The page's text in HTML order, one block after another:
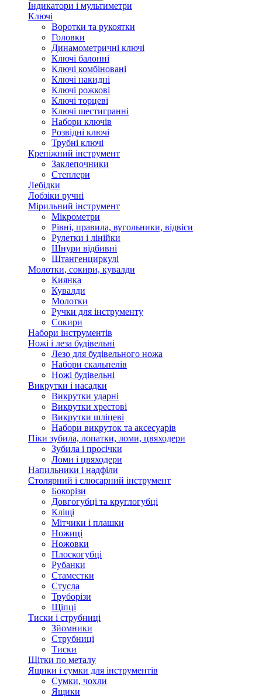
Індикатори і мультиметри
Ключі
Воротки та рукоятки
Головки
Динамометричні ключі
Ключі балонні
Ключі комбіновані
Ключі накидні
Ключі рожкові
Ключі торцеві
Ключі шестигранні
Набори ключів
Розвідні ключі
Трубні ключі
Крепіжний інструмент
Заклепочники
Степлери
Лебідки
Лобзіки ручні
Мірильний інструмент
Мікрометри
Рівні, правила, вугольники, відвіси
Рулетки і лінійки
Шнури відбивні
Штангенциркулі
Молотки, сокири, кувалди
Киянка
Кувалди
Молотки
Ручки для інструменту
Сокири
Набори інструментів
Ножі і леза будівельні
Лезо для будівельного ножа
Набори скальпелів
Ножі будівельні
Викрутки і насадки
Викрутки ударні
Викрутки хрестові
Викрутки шліцеві
Набори викруток та аксесуарів
Піки зубила, лопатки, ломи, цвяходери
Зубила і просічки
Ломи і цвяходери
Напильники і надфіли
Столярний і слюсарний інструмент
Бокорізи
Довгогубці та круглогубці
Кліщі
Мітчики і плашки
Ножиці
Ножовки
Плоскогубці
Рубанки
Стаместки
Стусла
Труборізи
Щіпці
Тиски і струбниці
Зйомники
Струбниці
Тиски
Щітки по металу
Ящики і сумки для інструментів
Сумки, чохли
Ящики